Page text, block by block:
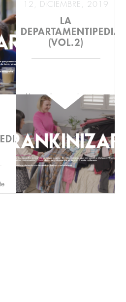
12, DICIEMBRE, 2019
LA
DEPARTAMENTIPEDIA
(VOL.2)
Hoy, en la segunda entrega
de LA DEPARTAMENTIPEDIA,
os traemos un término que va
más allá del marketing y de la
inves...
en